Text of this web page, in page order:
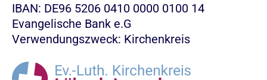
IBAN: DE96 5206 0410 0000 0100 14
Evangelische Bank e.G
Verwendungszweck: Kirchenkreis